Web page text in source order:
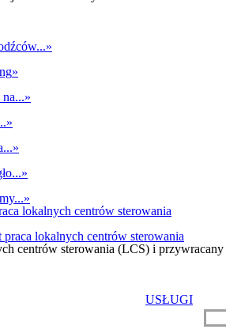
»
»
»
»
»
»
»
lokalnych centrów sterowania
centrów sterowania (LCS) i
USŁUGI